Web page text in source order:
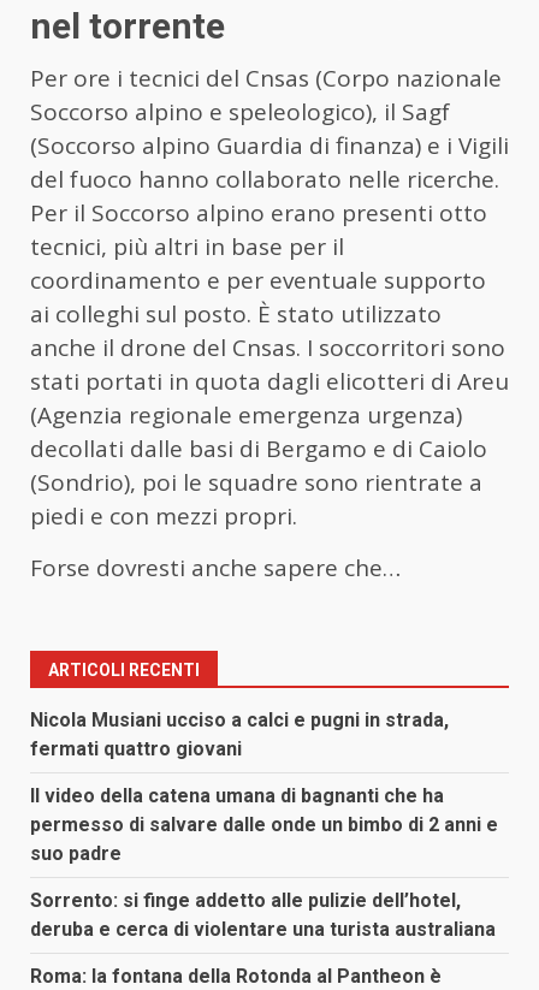
nel torrente
Per ore i tecnici del Cnsas (Corpo nazionale
Soccorso alpino e speleologico), il Sagf
(Soccorso alpino Guardia di finanza) e i Vigili
del fuoco hanno collaborato nelle ricerche.
Per il Soccorso alpino erano presenti otto
tecnici, più altri in base per il
coordinamento e per eventuale supporto
ai colleghi sul posto. È stato utilizzato
anche il drone del Cnsas. I soccorritori sono
stati portati in quota dagli elicotteri di Areu
(Agenzia regionale emergenza urgenza)
decollati dalle basi di Bergamo e di Caiolo
(Sondrio), poi le squadre sono rientrate a
piedi e con mezzi propri.
Forse dovresti anche sapere che…
ARTICOLI RECENTI
Nicola Musiani ucciso a calci e pugni in strada,
fermati quattro giovani
Il video della catena umana di bagnanti che ha
permesso di salvare dalle onde un bimbo di 2 anni e
suo padre
Sorrento: si finge addetto alle pulizie dell’hotel,
deruba e cerca di violentare una turista australiana
Roma: la fontana della Rotonda al Pantheon è